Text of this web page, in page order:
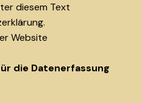
diesem Text
Website
die Datenerfassung